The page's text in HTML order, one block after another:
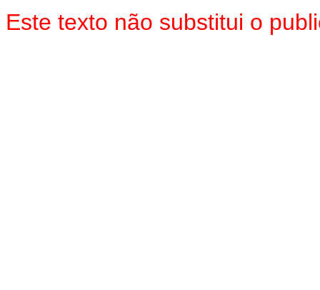
Este texto não substitui o